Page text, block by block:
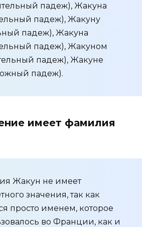
падеж), Жакуна
падеж), Жакуну
падеж), Жакуна
падеж), Жакуном
падеж), Жакуне
падеж).
имеет фамилия
Жакун не имеет
значения, так как
просто именем, которое
во Франции, как и